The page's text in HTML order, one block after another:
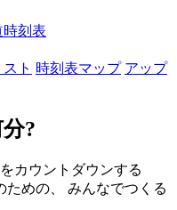
刻表
ト 時刻表マップ アップ
?
カウントダウンする
ための、 みんなでつくる